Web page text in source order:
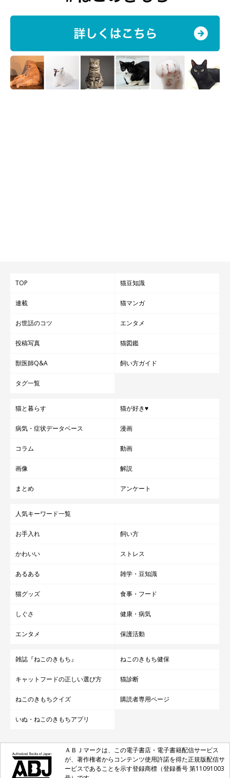
TOP 猫豆知識
連載 猫マンガ
お世話のコツ エンタメ
投稿写真 猫図鑑
獣医師Q&A 飼い方ガイド
タグ一覧
猫と暮らす 猫が好き♥
病気・症状データベース 漫画
コラム 動画
画像 解説
まとめ アンケート
人気キーワード一覧
お手入れ 飼い方
かわいい ストレス
あるある 雑学・豆知識
猫グッズ 食事・フード
しぐさ 健康・病気
エンタメ 保護活動
雑誌『ねこのきもち』 ねこのきもち健保
キャットフードの正しい選び方 猫診断
ねこのきもちクイズ 購読者専用ページ
いぬ・ねこのきもちアプリ
ＡＢＪマークは、この電子書店・電子書籍配信サービス
が、著作権者からコンテンツ使用許諾を得た正規版配信サ
ービスであることを示す登録商標（登録番号 第11091003